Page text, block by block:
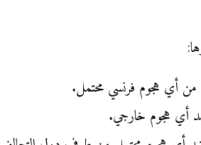
من أي هجوم فرنسي محتمل.
أي هجوم خارجي.